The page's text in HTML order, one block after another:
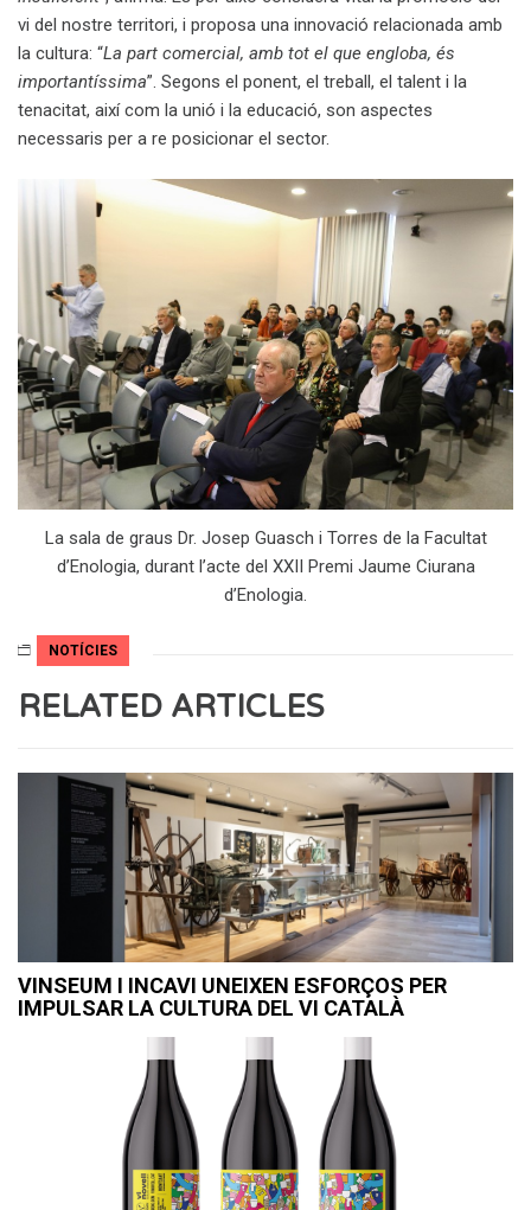
vi del nostre territori, i proposa una innovació relacionada amb
la cultura: “La part comercial, amb tot el que engloba, és
importantíssima”. Segons el ponent, el treball, el talent i la
tenacitat, així com la unió i la educació, son aspectes
necessaris per a re posicionar el sector.
La sala de graus Dr. Josep Guasch i Torres de la Facultat
d’Enologia, durant l’acte del XXII Premi Jaume Ciurana
d’Enologia.
NOTÍCIES
RELATED ARTICLES
VINSEUM I INCAVI UNEIXEN ESFORÇOS PER
IMPULSAR LA CULTURA DEL VI CATALÀ